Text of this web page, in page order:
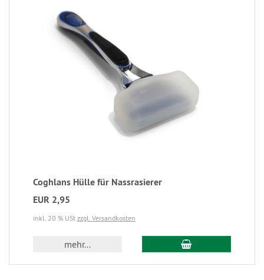
Coghlans Hülle für Nassrasierer
EUR 2,95
inkl. 20 % USt zzgl. Versandkosten
mehr...